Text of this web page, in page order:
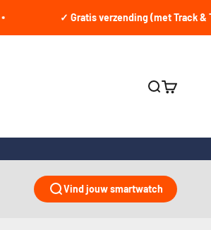
✓ Gratis verzending (met Track & Trace)
Zoeken
Vind jouw smartwatch